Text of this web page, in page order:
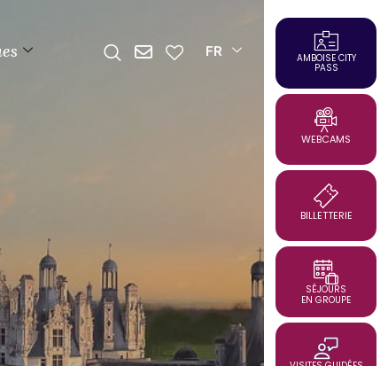
AMBOISE CITY
PASS
WEBCAMS
BILLETTERIE
SÉJOURS
EN GROUPE
FR